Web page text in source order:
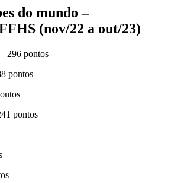
do mundo –
(nov/22 a out/23)
296 pontos
pontos
pontos